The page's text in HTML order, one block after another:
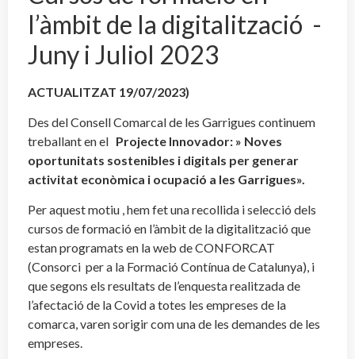
l’àmbit de la digitalització -
Juny i Juliol 2023
ACTUALITZAT 19/07/2023)
Des del Consell Comarcal de les Garrigues continuem
treballant en el Projecte Innovador: » Noves
oportunitats sostenibles i digitals per generar
activitat econòmica i ocupació a les Garrigues».
Per aquest motiu , hem fet una recollida i selecció dels
cursos de formació en l’àmbit de la digitalització que
estan programats en la web de CONFORCAT
(Consorci per a la Formació Contínua de Catalunya), i
que segons els resultats de l’enquesta realitzada de
l’afectació de la Covid a totes les empreses de la
comarca, varen sorigir com una de les demandes de les
empreses.